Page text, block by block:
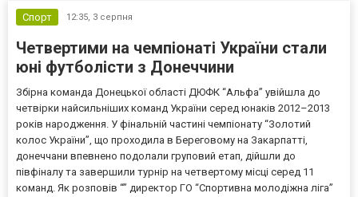
Спорт 12:35, 3 серпня
Четвертими на чемпіонаті України стали
юні футболісти з Донеччини
Збірна команда Донецької області ДЮФК “Альфа” увійшла до
четвірки найсильніших команд України серед юнаків 2012–2013
років народження. У фінальній частині чемпіонату “Золотий
колос України”, що проходила в Береговому на Закарпатті,
донеччани впевнено подолали груповий етап, дійшли до
півфіналу та завершили турнір на четвертому місці серед 11
команд. Як розповів “” директор ГО “Спортивна молодіжна ліга”